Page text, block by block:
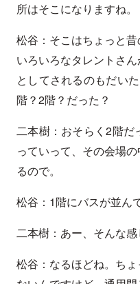
所はそこになりますね。
松谷：そこはちょっと昔
いろいろなタレントさ
としてされるのもだい
階？2階？だった？
二本樹：おそらく2階だ
っていって、その会場
るので。
松谷：1階にバスが並ん
二本樹：あー、そんな感
松谷：なるほどね。ち